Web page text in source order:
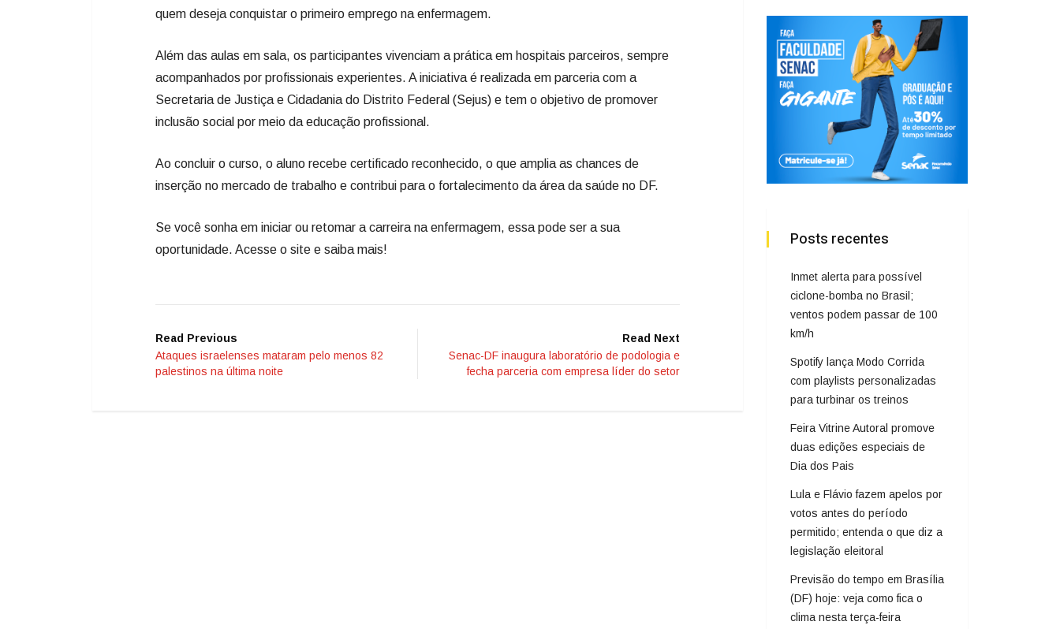
quem deseja conquistar o primeiro emprego na enfermagem.
Além das aulas em sala, os participantes vivenciam a prática em hospitais parceiros, sempre
acompanhados por profissionais experientes. A iniciativa é realizada em parceria com a
Secretaria de Justiça e Cidadania do Distrito Federal (Sejus) e tem o objetivo de promover
inclusão social por meio da educação profissional.
Ao concluir o curso, o aluno recebe certificado reconhecido, o que amplia as chances de
inserção no mercado de trabalho e contribui para o fortalecimento da área da saúde no DF.
Se você sonha em iniciar ou retomar a carreira na enfermagem, essa pode ser a sua
oportunidade. Acesse o site e saiba mais!
Read Previous
Ataques israelenses mataram pelo menos 82
palestinos na última noite
Read Next
Senac-DF inaugura laboratório de podologia e
fecha parceria com empresa líder do setor
Posts recentes
Inmet alerta para possível
ciclone-bomba no Brasil;
ventos podem passar de 100
km/h
Spotify lança Modo Corrida
com playlists personalizadas
para turbinar os treinos
Feira Vitrine Autoral promove
duas edições especiais de
Dia dos Pais
Lula e Flávio fazem apelos por
votos antes do período
permitido; entenda o que diz a
legislação eleitoral
Previsão do tempo em Brasília
(DF) hoje: veja como fica o
clima nesta terça-feira